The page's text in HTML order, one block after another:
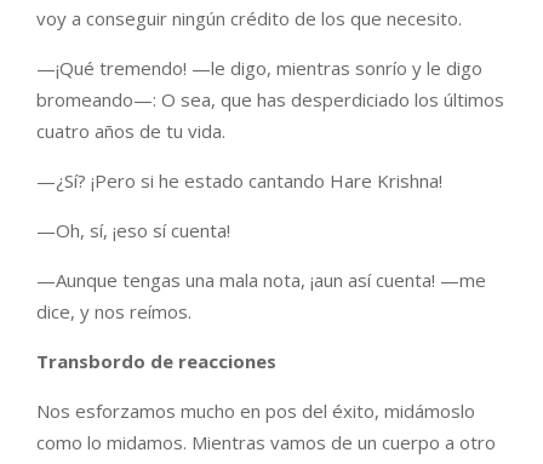
voy a conseguir ningún crédito de los que necesito.
—¡Qué tremendo! —le digo, mientras sonrío y le digo
bromeando—: O sea, que has desperdiciado los últimos
cuatro años de tu vida.
—¿Sí? ¡Pero si he estado cantando Hare Krishna!
—Oh, sí, ¡eso sí cuenta!
—Aunque tengas una mala nota, ¡aun así cuenta! —me
dice, y nos reímos.
Transbordo de reacciones
Nos esforzamos mucho en pos del éxito, midámoslo
como lo midamos. Mientras vamos de un cuerpo a otro